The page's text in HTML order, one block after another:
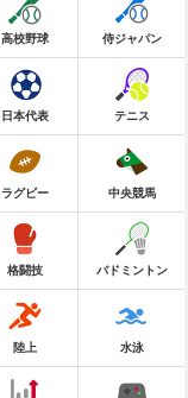
高校野球 侍ジャパン
日本代表 テニス
ラグビー 中央競馬
格闘技 バドミントン
陸上 水泳